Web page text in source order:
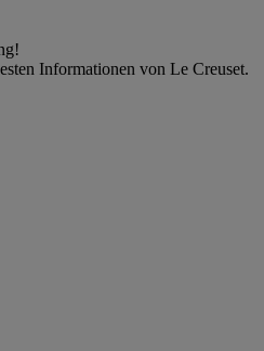
Informationen von Le Creuset.